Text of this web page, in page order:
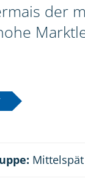
der
Mittelspät